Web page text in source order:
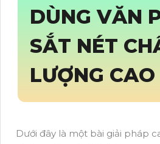
DÙNG VĂN
SẮT NÉT
LƯỢNG CAO
Dưới đây là một bài giải pháp